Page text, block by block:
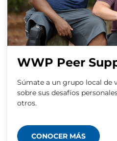
WWP Peer
Súmate a un grupo local de
sobre sus desafíos
otros.
CONOCER MÁS